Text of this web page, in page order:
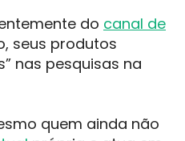
do canal de
seus produtos
nas pesquisas na
quem ainda não